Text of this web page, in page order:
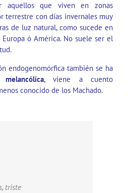
aquellos que viven en zonas
terrestre con días invernales muy
de luz natural, como sucede en
ó América. No suele ser el
endogenomórfica también se ha
, viene a cuento
conocido de los Machado.
triste